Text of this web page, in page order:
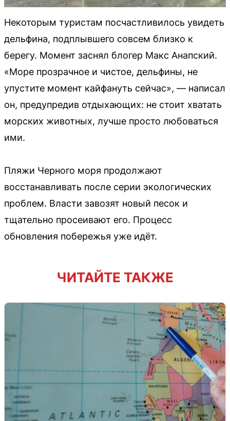
Некоторым туристам посчастливилось увидеть
дельфина, подплывшего совсем близко к
берегу. Момент заснял блогер Макс Анапский.
«Море прозрачное и чистое, дельфины, не
упустите момент кайфануть сейчас», — написал
он, предупредив отдыхающих: не стоит хватать
морских животных, лучше просто любоваться
ими.
Пляжи Черного моря продолжают
восстанавливать после серии экологических
проблем. Власти завозят новый песок и
тщательно просеивают его. Процесс
обновления побережья уже идёт.
ЧИТАЙТЕ ТАКЖЕ